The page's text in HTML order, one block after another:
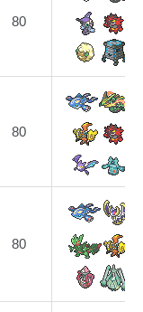
80
80
80